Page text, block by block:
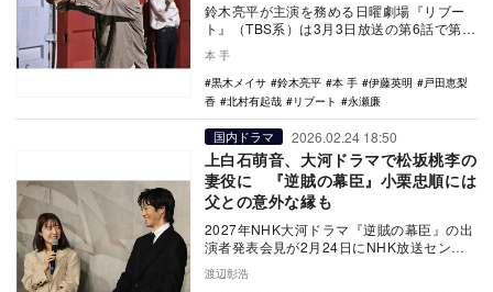
鈴木亮平が主演を務める日曜劇場『リブー
ト』（TBS系）は3月3日放送の第6話で第1
章が完結する。第5話ではビジュアル的にも
驚愕な…
本 手
黒木メイサ
鈴木亮平 本 手 伊藤英明
戸田恵梨
香
北村有起哉 リブート 永瀬廉
国内ドラマ 2026.02.24 18:50
上白石萌音、大河ドラマで松坂桃李の
妻役に 『逆賊の幕臣』小栗忠順には
父との意外な縁も
2027年NHK大河ドラマ『逆賊の幕臣』の出
演者発表会見が2月24日にNHK放送センタ
ーで開かれ、主演の松坂桃李に加え、追加
出演…
渡辺彰浩